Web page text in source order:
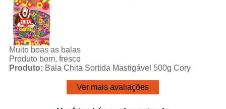
Muito boas as balas
Produto bom, fresco
Produto: Bala Chita Sortida Mastigável 500g Cory
Ver mais avaliações